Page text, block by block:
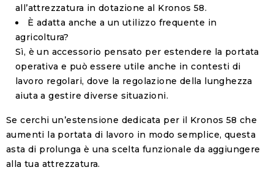
all’attrezzatura in dotazione al Kronos 58.
È adatta anche a un utilizzo frequente in
agricoltura?
Sì, è un accessorio pensato per estendere la portata
operativa e può essere utile anche in contesti di
lavoro regolari, dove la regolazione della lunghezza
aiuta a gestire diverse situazioni.
Se cerchi un’estensione dedicata per il Kronos 58 che
aumenti la portata di lavoro in modo semplice, questa
asta di prolunga è una scelta funzionale da aggiungere
alla tua attrezzatura.